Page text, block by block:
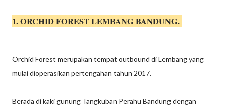
1. ORCHID FOREST LEMBANG BANDUNG.
Orchid Forest merupakan tempat outbound di Lembang yang
mulai dioperasikan pertengahan tahun 2017.
Berada di kaki gunung Tangkuban Perahu Bandung dengan